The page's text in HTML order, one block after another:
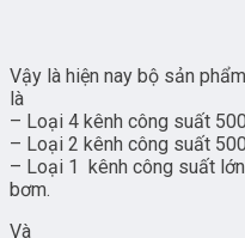
Vậy là hiện nay bộ sản
là
– Loại 4 kênh công suất
– Loại 2 kênh công suất
– Loại 1 kênh công suất
bơm.
Và